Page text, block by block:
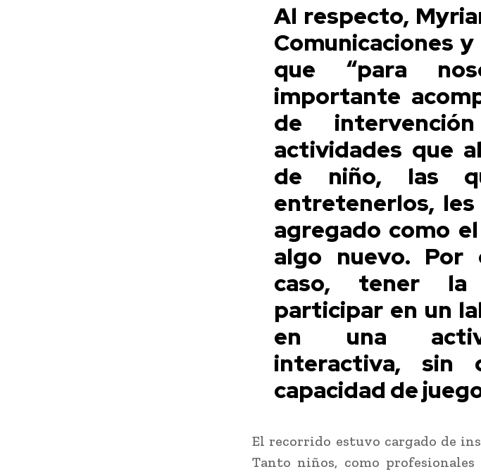
Al respecto,
Comunicaciones
que “para
importante
de
actividades que
de niño, las
entretenerlos,
agregado como
algo nuevo. Por
caso, tener la
participar en un
en una
interactiva, sin
capacidad de
El recorrido estuvo cargado de
Tanto niños, como